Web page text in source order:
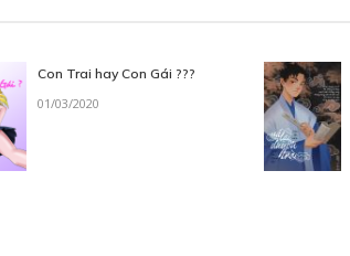
Con Trai hay Con Gái ???
01/03/2020